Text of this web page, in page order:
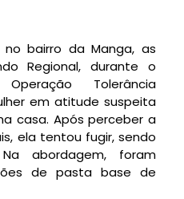
bairro da Manga, as
Regional, durante o
Tolerância
em atitude suspeita
casa. Após perceber a
ela tentou fugir, sendo
abordagem, foram
de pasta base de